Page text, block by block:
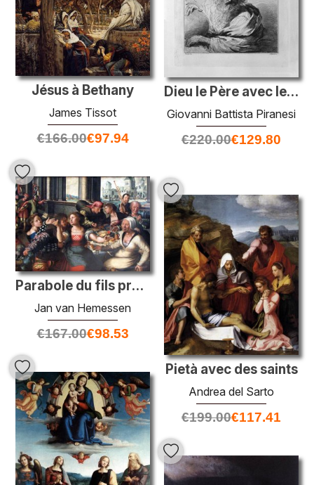
Dieu le Père avec le globe dans ses mains, par Guercino
Giovanni Battista Piranesi
€220.00€129.80
Jésus à Bethany
James Tissot
€166.00€97.94
Parabole du fils prodigue
Jan van Hemessen
€167.00€98.53
Pietà avec des saints
Andrea del Sarto
€199.00€117.41